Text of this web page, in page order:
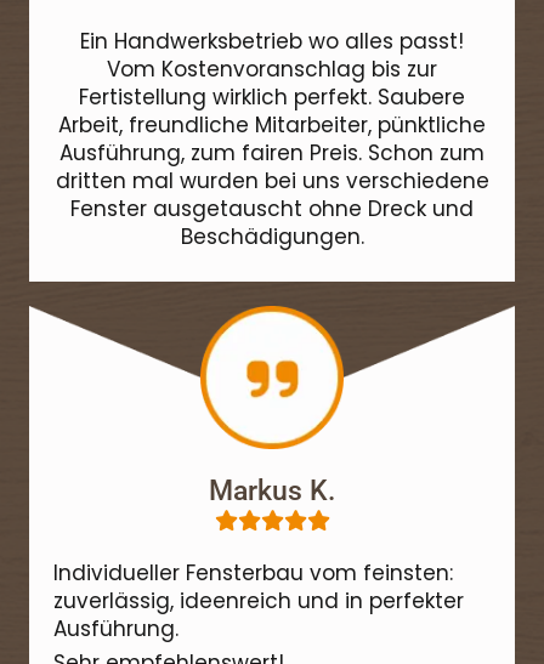
Ein Handwerksbetrieb wo alles passt!
Vom Kostenvoranschlag bis zur
Fertistellung wirklich perfekt. Saubere
Arbeit, freundliche Mitarbeiter, pünktliche
Ausführung, zum fairen Preis. Schon zum
dritten mal wurden bei uns verschiedene
Fenster ausgetauscht ohne Dreck und
Beschädigungen.
Markus K.

Individueller Fensterbau vom feinsten:
zuverlässig, ideenreich und in perfekter
Ausführung.